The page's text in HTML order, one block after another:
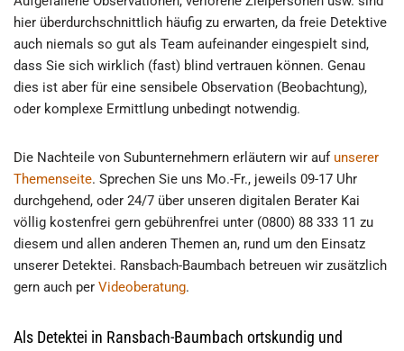
hier überdurchschnittlich häufig zu erwarten, da freie Detektive
auch niemals so gut als Team aufeinander eingespielt sind,
dass Sie sich wirklich (fast) blind vertrauen können. Genau
dies ist aber für eine sensibele Observation (Beobachtung),
oder komplexe Ermittlung unbedingt notwendig.
Die Nachteile von Subunternehmern erläutern wir auf unserer
Themenseite. Sprechen Sie uns Mo.-Fr., jeweils 09-17 Uhr
durchgehend, oder 24/7 über unseren digitalen Berater Kai
völlig kostenfrei gern gebührenfrei unter (0800) 88 333 11 zu
diesem und allen anderen Themen an, rund um den Einsatz
unserer Detektei. Ransbach-Baumbach betreuen wir zusätzlich
gern auch per Videoberatung.
Als Detektei in Ransbach-Baumbach ortskundig und